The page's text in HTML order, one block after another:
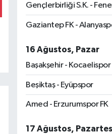
Gençlerbirliği S.K. -
Gaziantep FK -
16 Ağustos, Pazar
Başakşehir - Kocaelispor
Beşiktaş - Eyüpspor
Amed - Erzurumspor FK
17 Ağustos,